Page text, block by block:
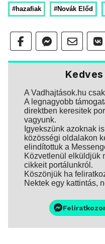
#hazafiak #Novák Előd
A Vadhajtások.hu
A legnagyobb
direktben keresitek
vagyunk.
Igyekszünk azoknak
közösségi oldalakon
elindítottuk a
Közvetlenül elküldjük
cikkeit portálunkról.
Köszönjük ha
Nektek egy kattintás,